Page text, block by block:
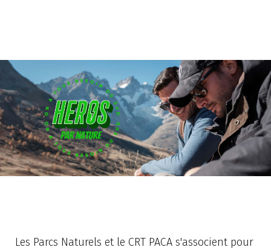
Les Parcs Naturels et le CRT PACA s'associent pour